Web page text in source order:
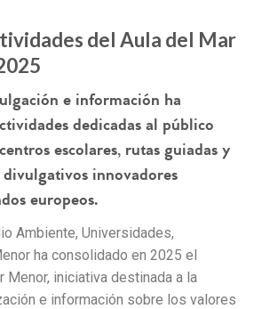
del Aula del Mar
e información ha
dedicadas al público
escolares, rutas guiadas y
innovadores
europeos.
Ambiente, Universidades,
ha consolidado en 2025 el
Menor, iniciativa destinada a la
e información sobre los valores